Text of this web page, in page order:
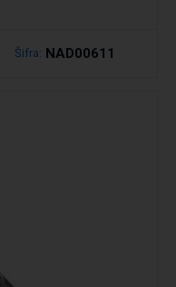
Šifra: NAD00611